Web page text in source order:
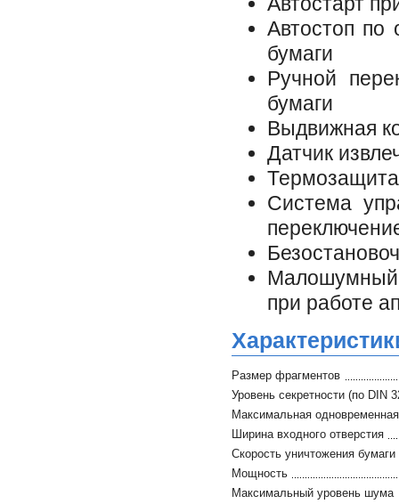
Автостоп по
бумаги
Ручной
бумаги
Выдвижная
Датчик
Термозащита
Система
при работе
Размер фрагментов
Уровень секретности (по DIN
Максимальная одновременная
Ширина входного отверстия
Скорость уничтожения бумаги
Мощность
Максимальный уровень шума